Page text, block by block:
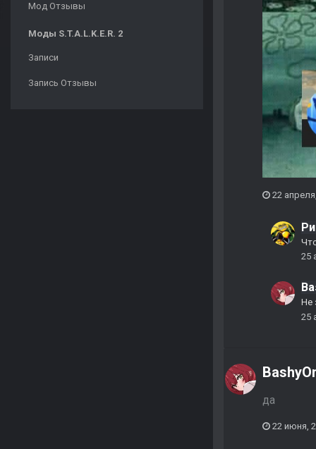
Мод Отзывы
Моды S.T.A.L.K.E.R. 2
Записи
Запись Отзывы
22
25
Не
25
да
22 июня,